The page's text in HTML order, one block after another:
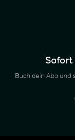
Sofort
Buch dein Abo